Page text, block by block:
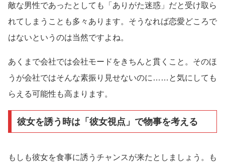
敵な男性であったとしても「ありがた迷惑」だと受け取ら
れてしまうことも多々あります。そうなれば恋愛どころで
はないというのは当然ですよね。
あくまで会社では会社モードをきちんと貫くこと。そのほ
うが会社ではそんな素振り見せないのに……と気にしても
らえる可能性も高まります。
彼女を誘う時は「彼女視点」で物事を考える
もしも彼女を食事に誘うチャンスが来たとしましょう。も